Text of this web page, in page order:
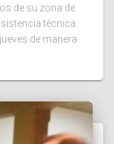
de su zona de
técnica.
de manera